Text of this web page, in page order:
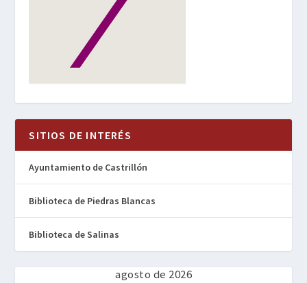
SITIOS DE INTERÉS
Ayuntamiento de Castrillón
Biblioteca de Piedras Blancas
Biblioteca de Salinas
agosto de 2026